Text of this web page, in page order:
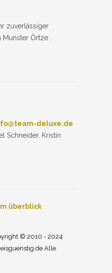
zuverlässiger
Örtze .
deluxe.de
Schneider, Kristin
überblick
© 2010 - 2024
Alle